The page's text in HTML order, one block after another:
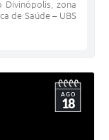
zona
de Saúde – UBS
AGO
18